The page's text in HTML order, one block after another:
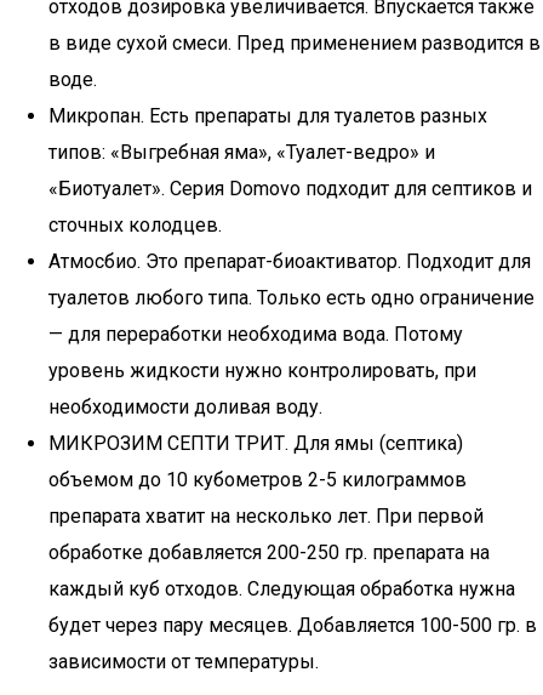
отходов дозировка увеличивается. Впускается также
в виде сухой смеси. Пред применением разводится в
воде.
Микропан. Есть препараты для туалетов разных
типов: «Выгребная яма», «Туалет-ведро» и
«Биотуалет». Серия Domovo подходит для септиков и
сточных колодцев.
Атмосбио. Это препарат-биоактиватор. Подходит для
туалетов любого типа. Только есть одно ограничение
— для переработки необходима вода. Потому
уровень жидкости нужно контролировать, при
необходимости доливая воду.
МИКРОЗИМ CЕПТИ ТРИТ. Для ямы (септика)
объемом до 10 кубометров 2-5 килограммов
препарата хватит на несколько лет. При первой
обработке добавляется 200-250 гр. препарата на
каждый куб отходов. Следующая обработка нужна
будет через пару месяцев. Добавляется 100-500 гр. в
зависимости от температуры.